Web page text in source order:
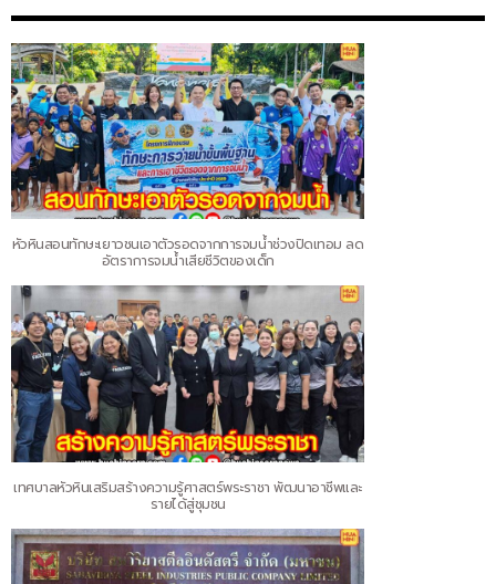
หัวหินสอนทักษะเยาวชนเอาตัวรอดจากการจมน้ำช่วงปิดเทอม ลด
อัตราการจมน้ำเสียชีวิตของเด็ก
เทศบาลหัวหินเสริมสร้างความรู้ศาสตร์พระราชา พัฒนาอาชีพและ
รายได้สู่ชุมชน